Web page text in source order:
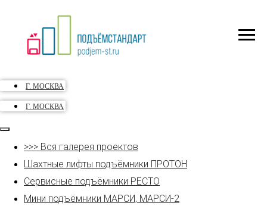
Г. МОСКВА
Г. МОСКВА
>>> Вся галерея проектов
Шахтные лифты подъёмники ПРОТОН
Сервисные подъёмники РЕСТО
Мини подъёмники МАРСИ, МАРСИ-2